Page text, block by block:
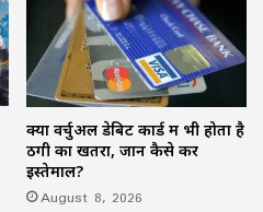
क्या वर्चुअल डेबिट कार्ड में भी होता है
ठगी का खतरा, जानें कैसे करें
इस्तेमाल?
August 8, 2026